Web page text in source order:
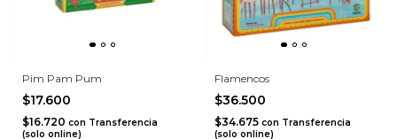
Pim Pam Pum
$17.600
$16.720 con Transferencia
(solo online)
Flamencos
$36.500
$34.675 con Transferencia
(solo online)